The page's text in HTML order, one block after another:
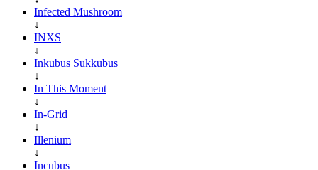
Infected Mushroom
↓
INXS
↓
Inkubus Sukkubus
↓
In This Moment
↓
In-Grid
↓
Illenium
↓
Incubus